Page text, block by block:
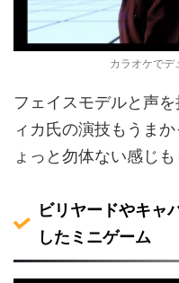
カラオケでデ
フェイスモデルと声
ィカ氏の演技もうま
ょっと勿体ない感じも
ビリヤードやキャ
したミニゲーム